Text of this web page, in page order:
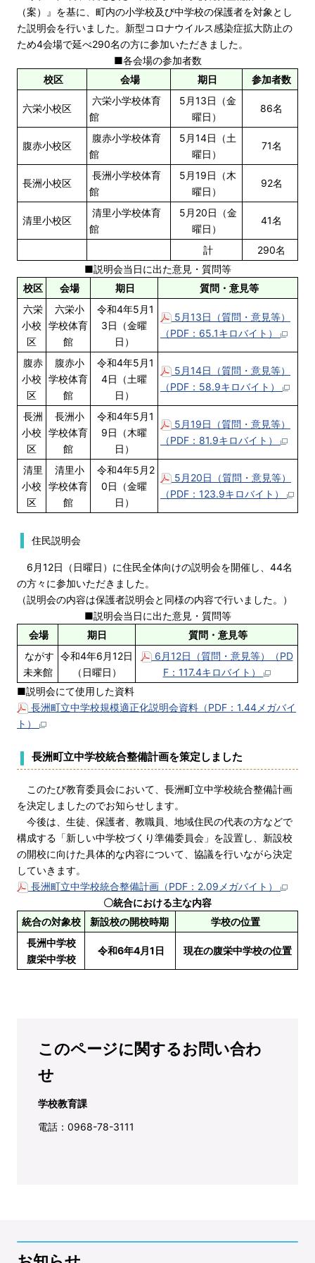
（案）』を基に、町内の小学校及び中学校の保護者を対象とし
た説明会を行いました。新型コロナウイルス感染症拡大防止の
ため4会場で延べ290名の方に参加いただきました。
■各会場の参加者数
校区
会場 期日 参加者数
六栄小校区
六栄小学校体育
館
5月13日（金
曜日）
86名
腹赤小校区
腹赤小学校体育
館
5月14日（土
曜日）
71名
長洲小校区
長洲小学校体育
館
5月19日（木
曜日）
92名
清里小校区
清里小学校体育
館
5月20日（金
曜日）
41名
計
290名
■説明会当日に出た意見・質問等
校区
会場 期日
質問・意見等
六栄
小校
区
六栄小
学校体育
館
令和4年5月1
3日（金曜
日）
5月13日（質問・意見等）
（PDF：65.1キロバイト）
腹赤
小校
区
腹赤小
学校体育
館
令和4年5月1
4日（土曜
日）
5月14日（質問・意見等）
（PDF：58.9キロバイト）
長洲
小校
区
長洲小
学校体育
館
令和4年5月1
9日（木曜
日）
5月19日（質問・意見等）
（PDF：81.9キロバイト）
清里
小校
区
清里小
学校体育
館
令和4年5月2
0日（金曜
日）
5月20日（質問・意見等）
（PDF：123.9キロバイト）
住民説明会
6月12日（日曜日）に住民全体向けの説明会を開催し、44名
の方々に参加いただきました。
（説明会の内容は保護者説明会と同様の内容で行いました。）
■説明会当日に出た意見・質問等
会場
期日
質問・意見等
ながす
未来館
令和4年6月12日
（日曜日）
6月12日（質問・意見等）（PD
F：117.4キロバイト）
■説明会にて使用した資料
長洲町立中学校規模適正化説明会資料（PDF：1.44メガバイ
ト）
長洲町立中学校統合整備計画を策定しました
このたび教育委員会において、長洲町立中学校統合整備計画
を決定しましたのでお知らせします。
今後は、生徒、保護者、教職員、地域住民の代表の方などで
構成する「新しい中学校づくり準備委員会」を設置し、新設校
の開校に向けた具体的な内容について、協議を行いながら決定
していきます。
長洲町立中学校統合整備計画（PDF：2.09メガバイト）
〇統合における主な内容
統合の対象校
新設校の開校時期
学校の位置
長洲中学校
腹栄中学校
令和6年4月1日 現在の腹栄中学校の位置
このページに関するお問い合わ
せ
学校教育課
電話：0968-78-3111